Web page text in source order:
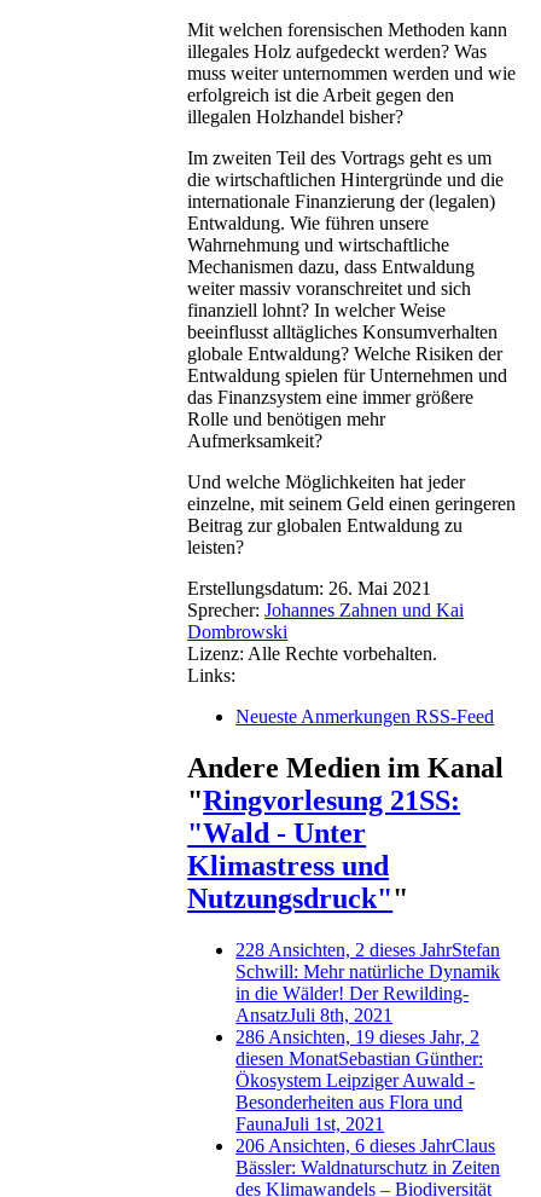
Mit welchen forensischen Methoden kann
illegales Holz aufgedeckt werden? Was
muss weiter unternommen werden und wie
erfolgreich ist die Arbeit gegen den
illegalen Holzhandel bisher?
Im zweiten Teil des Vortrags geht es um
die wirtschaftlichen Hintergründe und die
internationale Finanzierung der (legalen)
Entwaldung. Wie führen unsere
Wahrnehmung und wirtschaftliche
Mechanismen dazu, dass Entwaldung
weiter massiv voranschreitet und sich
finanziell lohnt? In welcher Weise
beeinflusst alltägliches Konsumverhalten
globale Entwaldung? Welche Risiken der
Entwaldung spielen für Unternehmen und
das Finanzsystem eine immer größere
Rolle und benötigen mehr
Aufmerksamkeit?
Und welche Möglichkeiten hat jeder
einzelne, mit seinem Geld einen geringeren
Beitrag zur globalen Entwaldung zu
leisten?
Erstellungsdatum: 26. Mai 2021
Sprecher: Johannes Zahnen und Kai
Dombrowski
Lizenz: Alle Rechte vorbehalten.
Links:
Neueste Anmerkungen RSS-Feed
Andere Medien im Kanal
"Ringvorlesung 21SS:
"Wald - Unter
Klimastress und
Nutzungsdruck""
228 Ansichten, 2 dieses JahrStefan
Schwill: Mehr natürliche Dynamik
in die Wälder! Der Rewilding-
AnsatzJuli 8th, 2021
286 Ansichten, 19 dieses Jahr, 2
diesen MonatSebastian Günther:
Ökosystem Leipziger Auwald -
Besonderheiten aus Flora und
FaunaJuli 1st, 2021
206 Ansichten, 6 dieses JahrClaus
Bässler: Waldnaturschutz in Zeiten
des Klimawandels – Biodiversität